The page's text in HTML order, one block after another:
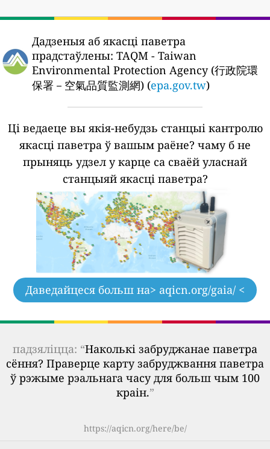
Дадзеныя аб якасці паветра
прадстаўлены: TAQM - Taiwan
Environmental Protection Agency (行政院環
保署－空氣品質監測網) (epa.gov.tw)
Ці ведаеце вы якія-небудзь станцыі кантролю
якасці паветра ў вашым раёне? чаму б не
прыняць удзел у карце са сваёй уласнай
станцыяй якасці паветра?
Даведайцеся больш на> aqicn.org/gaia/ <
падзяліцца: “Наколькі забруджанае паветра
сёння? Праверце карту забруджвання паветра
ў рэжыме рэальнага часу для больш чым 100
краін.”
https://aqicn.org/here/be/